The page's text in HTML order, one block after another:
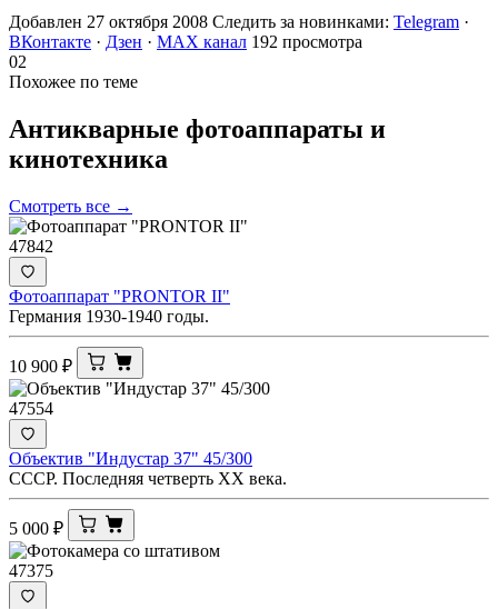
Добавлен 27 октября 2008 Следить за новинками: Telegram ·
ВКонтакте · Дзен · MAX канал 192 просмотра
02
Похожее по теме
Антикварные фотоаппараты и
кинотехника
Смотреть все →
47842
Фотоаппарат "PRONTOR II"
Германия 1930-1940 годы.
10 900 ₽
47554
Объектив "Индустар 37" 45/300
СССР. Последняя четверть XX века.
5 000 ₽
47375